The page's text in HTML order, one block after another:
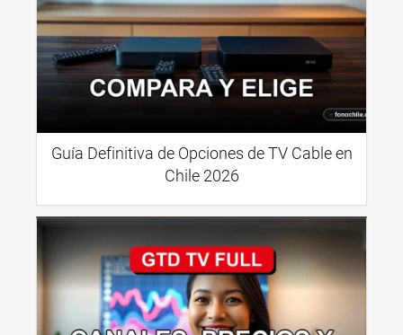
Guía Definitiva de Opciones de TV Cable en
Chile 2026